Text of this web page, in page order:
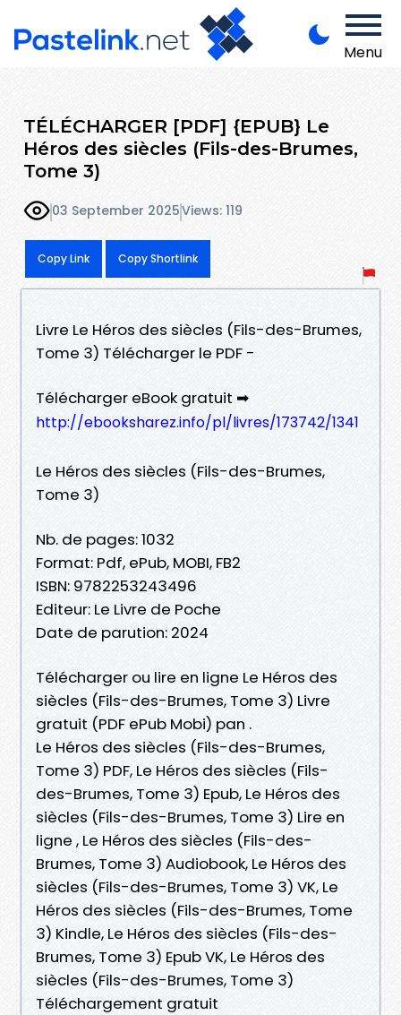
Menu
TÉLÉCHARGER [PDF] {EPUB} Le
Héros des siècles (Fils-des-Brumes,
Tome 3)
03 September 2025Views: 119
Copy Link Copy Shortlink
Livre Le Héros des siècles (Fils-des-Brumes,
Tome 3) Télécharger le PDF -
Télécharger eBook gratuit ➡
http://ebooksharez.info/pl/livres/173742/1341
Le Héros des siècles (Fils-des-Brumes,
Tome 3)
Nb. de pages: 1032
Format: Pdf, ePub, MOBI, FB2
ISBN: 9782253243496
Editeur: Le Livre de Poche
Date de parution: 2024
Télécharger ou lire en ligne Le Héros des
siècles (Fils-des-Brumes, Tome 3) Livre
gratuit (PDF ePub Mobi) pan .
Le Héros des siècles (Fils-des-Brumes,
Tome 3) PDF, Le Héros des siècles (Fils-
des-Brumes, Tome 3) Epub, Le Héros des
siècles (Fils-des-Brumes, Tome 3) Lire en
ligne , Le Héros des siècles (Fils-des-
Brumes, Tome 3) Audiobook, Le Héros des
siècles (Fils-des-Brumes, Tome 3) VK, Le
Héros des siècles (Fils-des-Brumes, Tome
3) Kindle, Le Héros des siècles (Fils-des-
Brumes, Tome 3) Epub VK, Le Héros des
siècles (Fils-des-Brumes, Tome 3)
Téléchargement gratuit